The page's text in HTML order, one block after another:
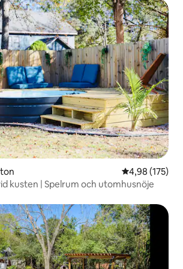
4,98 av 5 i
4,98 (175)
kusten | Spelrum och utomhusnöje